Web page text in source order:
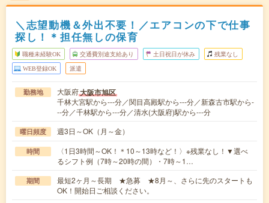
＼志望動機＆外出不要！／エアコンの下で仕事
探し！＊担任無しの保育
職種未経験OK 交通費別途支給あり 土日祝日が休み 残業なし
WEB登録OK 派遣
勤務地 大阪府大阪市旭区
千林大宮駅から---分／関目高殿駅から---分／新森古市駅から-
--分／千林駅から---分／清水(大阪府)駅から---分
曜日頻度 週3日～OK（月～金）
時間
〈1日3時間～OK！＊10～13時など！〉※残業なし！▼選べ
るシフト例（7時～20時の間）・7時～1…
期間
最短2ヶ月～長期 ★急募 ★8月～、さらに先のスタートも
OK！開始日ご相談ください。